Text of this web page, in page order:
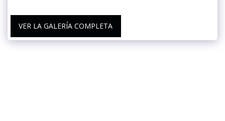
VER LA GALERÍA COMPLETA